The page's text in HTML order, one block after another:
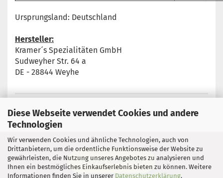
Diese Webseite verwendet Cookies und andere
Technologien
Wir verwenden Cookies und ähnliche Technologien, auch von
Drittanbietern, um die ordentliche Funktionsweise der Website zu
gewährleisten, die Nutzung unseres Angebotes zu analysieren und
Ihnen ein bestmögliches Einkaufserlebnis bieten zu können. Weitere
Informationen finden Sie in unserer Datenschutzerklärung.
Ursprungsland: Deutschland
Hersteller:
Kramer´s Spezialitäten GmbH
Sudweyher Str. 64 a
DE - 28844 Weyhe
Vertrag widerrufen